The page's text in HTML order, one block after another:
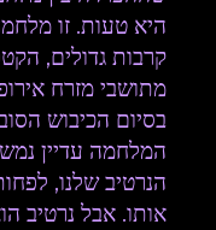
היא טעות. זו
קרבות גדולים,
מתושבי מזרח
המלחמה עדיין
הנרטיב שלנו,
אותו. אבל נרטיב